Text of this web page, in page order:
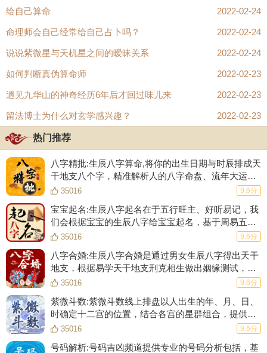
给自己算命 2022-02-24
命理师会自己经常给自己占卜吗？ 2022-02-24
说说紫微星与天机星之间的暧昧关系 2022-02-24
如何判断真伪算命师 2022-02-23
遇见九华山的神奇经历6年后才回过味儿来 2022-02-23
留法博士为什么对玄学感兴趣？ 2022-02-23
热门推荐
八字精批:生辰八字算命,将你的出生日期与时辰排成天
干地支八个字，精准解析人的八字命盘、流年大运、
五行强弱、婚姻爱情、事业财运等等！
35016 9.6分
宝宝起名:生辰八字起名在于五行旺主、好听易记，我
们会根据宝宝的生辰八字给宝宝起名，基于周易五格
数理起一个数理大吉的名字，根据生肖起名的原则起
35016 9.6分
八字合婚:生辰八字合婚是通过男女生辰八字得出天干
地支，根据易学天干地支刑克相生做出姻缘测试，合
八字、测姻缘，给你一份专业、完整的合婚结果。
35016 9.6分
紫微斗数:紫微斗数线上排盘以人出生的年、月、日、
时确定十二宫的位置，结合各宫的星群组合，提供
108种斗数格局并辅以详细的解释，分析一生流年大
35016 9.6分
号码解析:号码吉凶频道提供专业的号码分析包括，基